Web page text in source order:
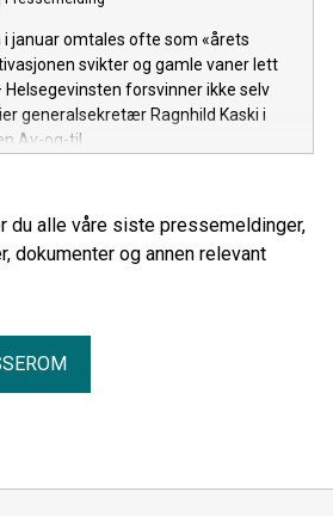
januar omtales ofte som «årets
svikter og gamle vaner lett
forsvinner ikke selv
generalsekretær Ragnhild Kaski i
Av-og-til.
du alle våre siste pressemeldinger,
dokumenter og annen relevant